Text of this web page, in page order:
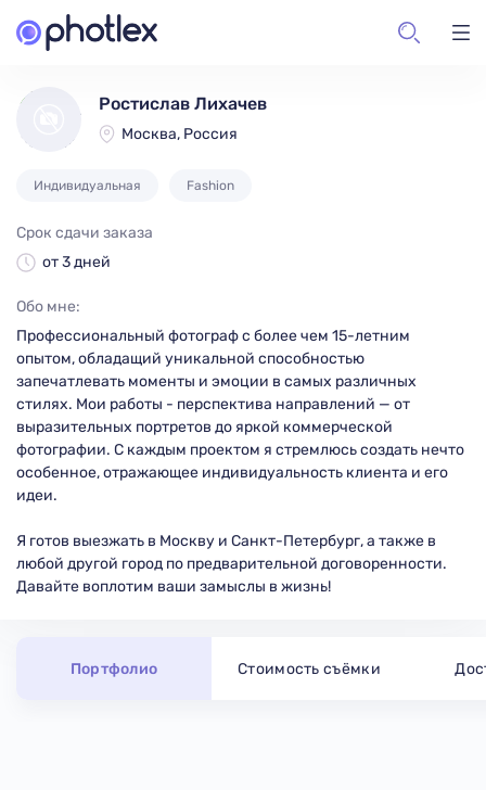
Ростислав Лихачев
Москва, Россия
Индивидуальная Fashion
Обо мне:
Профессиональный фотограф с более чем 15-летним
опытом, обладащий уникальной способностью
запечатлевать моменты и эмоции в самых различных
стилях. Мои работы - перспектива направлений — от
выразительных портретов до яркой коммерческой
фотографии. С каждым проектом я стремлюсь создать нечто
особенное, отражающее индивидуальность клиента и его
идеи.
Я готов выезжать в Москву и Санкт-Петербург, а также в
любой другой город по предварительной договоренности.
Давайте воплотим ваши замыслы в жизнь!
Срок сдачи заказа
от 3 дней
Портфолио Стоимость съёмки